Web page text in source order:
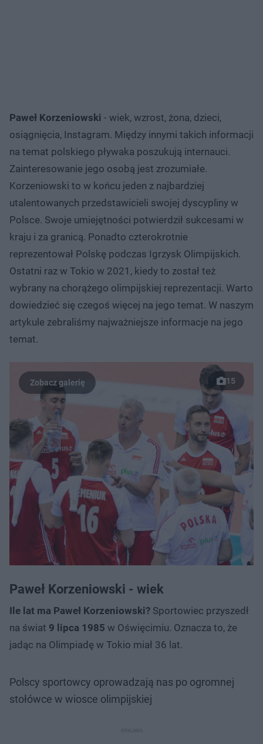
Paweł Korzeniowski - wiek, wzrost, żona, dzieci,
osiągnięcia, Instagram. Między innymi takich informacji
na temat polskiego pływaka poszukują internauci.
Zainteresowanie jego osobą jest zrozumiałe.
Korzeniowski to w końcu jeden z najbardziej
utalentowanych przedstawicieli swojej dyscypliny w
Polsce. Swoje umiejętności potwierdził sukcesami w
kraju i za granicą. Ponadto czterokrotnie
reprezentował Polskę podczas Igrzysk Olimpijskich.
Ostatni raz w Tokio w 2021, kiedy to został też
wybrany na chorążego olimpijskiej reprezentacji. Warto
dowiedzieć się czegoś więcej na jego temat. W naszym
artykule zebraliśmy najważniejsze informacje na jego
temat.
15
Paweł Korzeniowski - wiek
Ile lat ma Paweł Korzeniowski? Sportowiec przyszedł
na świat 9 lipca 1985 w Oświęcimiu. Oznacza to, że
jadąc na Olimpiadę w Tokio miał 36 lat.
Polscy sportowcy oprowadzają nas po ogromnej
stołówce w wiosce olimpijskiej